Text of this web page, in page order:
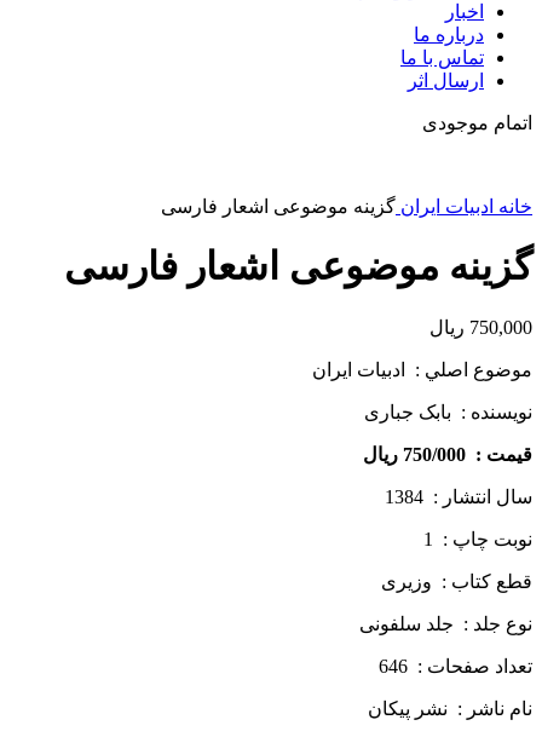
اخبار
درباره ما
تماس با ما
ارسال اثر
اتمام موجودی
خانه ادبیات ایران گزینه موضوعی اشعار فارسی
گزینه موضوعی اشعار فارسی
750,000 ریال
موضوع اصلي : ادبیات ایران
نويسنده : بابک جباری
قيمت : 750/000 ريال
سال انتشار : 1384
نوبت چاپ : 1
قطع كتاب : وزیری
نوع جلد : جلد سلفونی
تعداد صفحات : 646
نام ناشر : نشر پيكان